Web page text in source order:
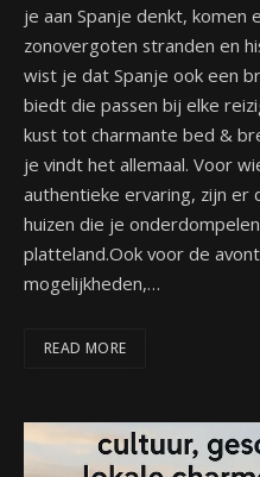
je aan Spanje denkt, komen
zonovergoten stranden en
wist je dat Spanje ook een
biedt die passen bij elke
kust tot charmante bed &
je vindt het allemaal. Voor
authentieke ervaring, zijn er
huizen die je
platteland.Ook voor de
mogelijkheden,…
READ MORE